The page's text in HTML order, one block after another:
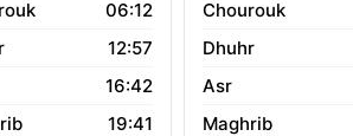
06:12
12:57
16:42
19:41